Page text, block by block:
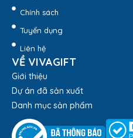
Chính sách
Tuyển dụng
Liên hệ
VỀ VIVAGIFT
Giới thiệu
Dự án đã sản xuất
Danh mục sản phẩm